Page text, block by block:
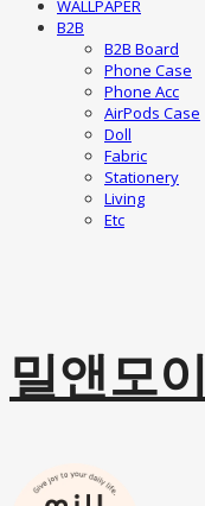
WALLPAPER
B2B
B2B Board
Phone Case
Phone Acc
AirPods Case
Doll
Fabric
Stationery
Living
Etc
밀앤모이